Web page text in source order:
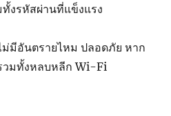
งรหัสผ่านที่แข็งแรง
มีอันตรายไหม ปลอดภัย หาก
วมทั้งหลบหลีก Wi-Fi